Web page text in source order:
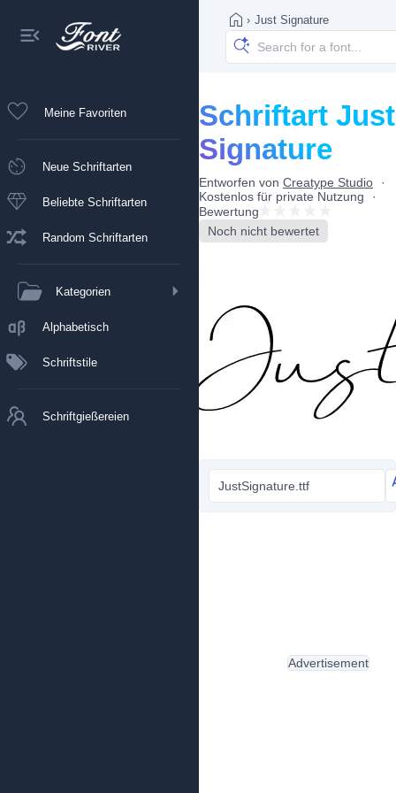
Meine Favoriten
Neue Schriftarten
Beliebte Schriftarten
Random Schriftarten
Kategorien
Alphabetisch
Schriftstile
Schriftgießereien
› Just Signature
Schriftart Just
Signature
Entworfen von Creatype Studio
Kostenlos für private Nutzung
Bewertung
Noch nicht bewertet
JustSignature.ttf
Advertisement